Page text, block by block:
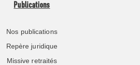
Publications
Nos publications
Repère juridique
Missive retraités